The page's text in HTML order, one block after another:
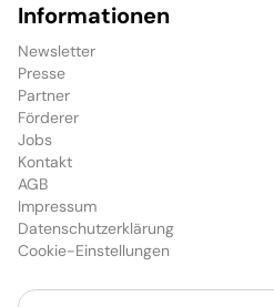
Informationen
Newsletter
Presse
Partner
Förderer
Jobs
Kontakt
AGB
Impressum
Datenschutzerklärung
Cookie-Einstellungen